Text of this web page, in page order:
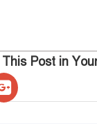
Post in